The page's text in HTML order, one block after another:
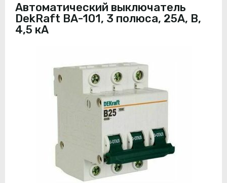
Автоматический выключатель
DekRaft ВА-101, 3 полюса, 25А, В,
4,5 кА